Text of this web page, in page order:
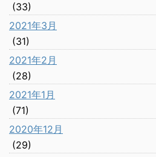
(33)
2021年3月
(31)
2021年2月
(28)
2021年1月
(71)
2020年12月
(29)